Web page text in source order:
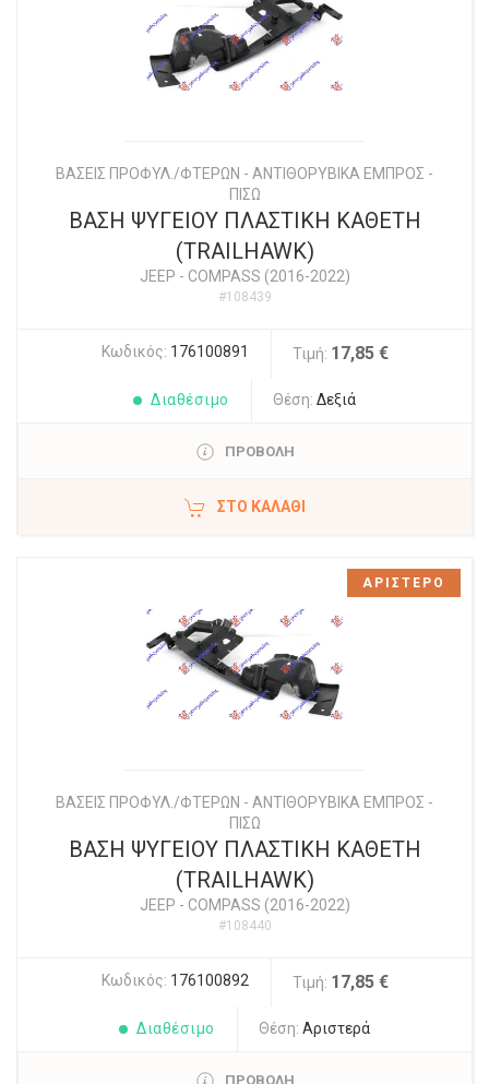
ΒΑΣΕΙΣ ΠΡΟΦΥΛ./ΦΤΕΡΩΝ - ΑΝΤΙΘΟΡΥΒΙΚΑ ΕΜΠΡΟΣ -
ΠΙΣΩ
ΒΑΣΗ ΨΥΓΕΙΟΥ ΠΛΑΣΤΙΚΗ ΚΑΘΕΤΗ
(TRAILHAWK)
JEEP - COMPASS (2016-2022)
#108439
Κωδικός: 176100891 Τιμή: 17,85 €
Διαθέσιμο Θέση: Δεξιά
ΠΡΟΒΟΛΗ
ΣΤΟ ΚΑΛΆΘΙ
ΒΑΣΕΙΣ ΠΡΟΦΥΛ./ΦΤΕΡΩΝ - ΑΝΤΙΘΟΡΥΒΙΚΑ ΕΜΠΡΟΣ -
ΠΙΣΩ
ΒΑΣΗ ΨΥΓΕΙΟΥ ΠΛΑΣΤΙΚΗ ΚΑΘΕΤΗ
(TRAILHAWK)
JEEP - COMPASS (2016-2022)
#108440
Κωδικός: 176100892 Τιμή: 17,85 €
Διαθέσιμο Θέση: Αριστερά
ΠΡΟΒΟΛΗ
ΑΡΙΣΤΕΡΟ